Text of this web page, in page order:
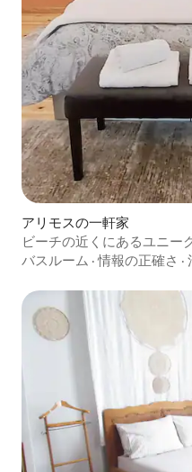
アリモスの一軒家
ビーチの近くにあるユニー
ム
バスルーム ·情報の正確さ ·